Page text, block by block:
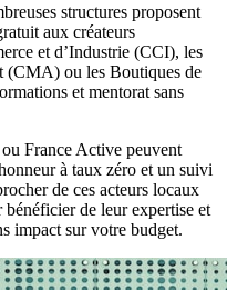
structures proposent
aux créateurs
et d’Industrie (CCI), les
(CMA) ou les Boutiques de
et mentorat sans
France Active peuvent
à taux zéro et un suivi
de ces acteurs locaux
de leur expertise et
impact sur votre budget.